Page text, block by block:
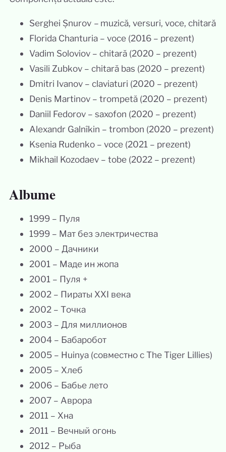
Serghei Șnurov –muzică, versuri, voce, chitară
Florida Chanturia – voce (2016 – prezent)
Vadim Soloviov – chitară (2020 – prezent)
Vasili Zubkov – chitară bas (2020 – prezent)
Dmitri Ivanov – claviaturi (2020 – prezent)
Denis Martinov – trompetă (2020 – prezent)
Daniil Fedorov – saxofon (2020 – prezent)
Alexandr Galnîkin – trombon (2020 – prezent)
Ksenia Rudenko – voce (2021 – prezent)
Mikhail Kozodaev – tobe (2022 – prezent)
Albume
1999 – Пуля
1999 – Мат без электричества
2000 – Дачники
2001 – Маде ин жопа
2001 – Пуля +
2002 – Пираты XXI века
2002 – Точка
2003 – Для миллионов
2004 – Бабаробот
2005 – Huinya (совместно с The Tiger Lillies)
2005 – Хлеб
2006 – Бабье лето
2007 – Аврора
2011 – Хна
2011 – Вечный огонь
2012 – Рыба